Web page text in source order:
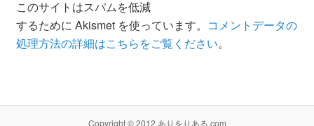
このサイトはスパムを低減
するために Akismet を使っています。 コメントデータの
処理方法の詳細はこちらをご覧ください。
Copyright © 2012 ありをりある.com